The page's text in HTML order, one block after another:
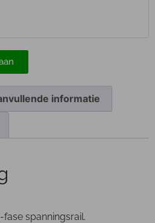
informatie
spanningsrail.